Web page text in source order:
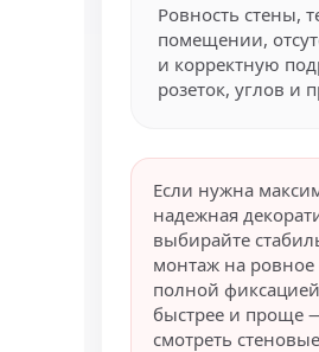
Ровность стены,
помещении,
и корректную
розеток, углов и
Если нужна
надежная
выбирайте
монтаж на ровное
полной
быстрее и проще
смотреть